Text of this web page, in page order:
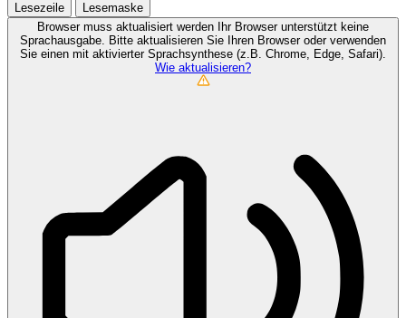
Lesezeile
Lesemaske
Browser muss aktualisiert werden
Ihr Browser unterstützt keine
Sprachausgabe. Bitte aktualisieren Sie Ihren Browser oder verwenden
Sie einen mit aktivierter Sprachsynthese (z.B. Chrome, Edge, Safari).
Wie aktualisieren?